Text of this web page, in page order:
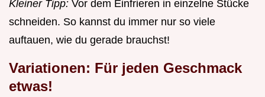
Kleiner Tipp: Vor dem Einfrieren in einzelne Stücke
schneiden. So kannst du immer nur so viele
auftauen, wie du gerade brauchst!
Variationen: Für jeden Geschmack
etwas!